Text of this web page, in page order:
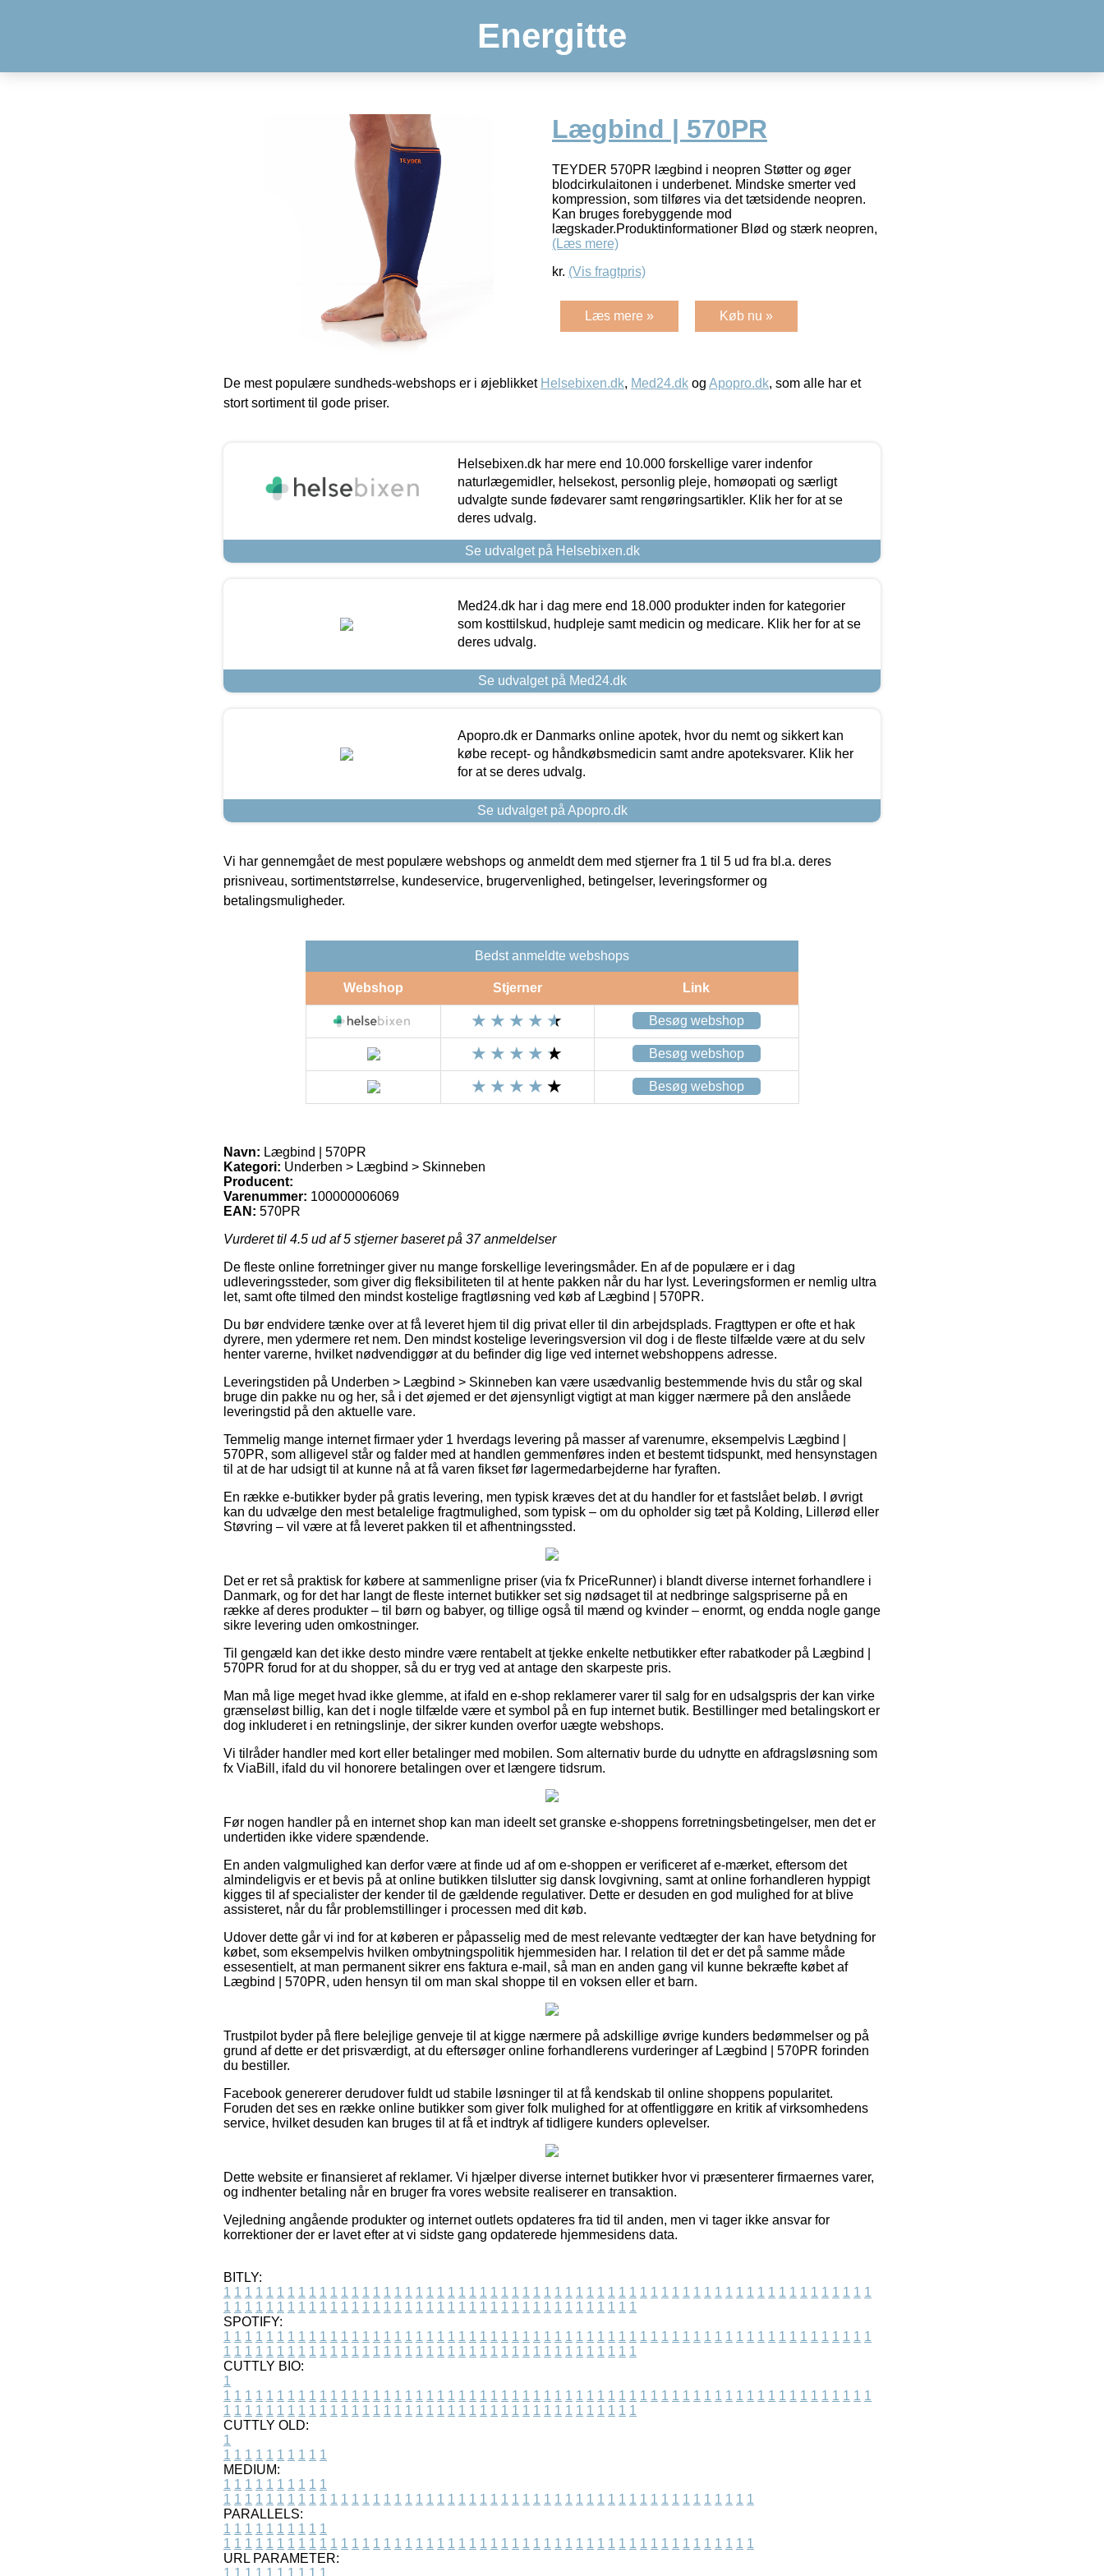
Energitte
Lægbind | 570PR
TEYDER 570PR lægbind i neopren Støtter og øger
blodcirkulaitonen i underbenet. Mindske smerter ved
kompression, som tilføres via det tætsidende neopren.
Kan bruges forebyggende mod
lægskader.Produktinformationer Blød og stærk neopren,
(Læs mere)
kr. (Vis fragtpris)
Læs mere » Køb nu »
De mest populære sundheds-webshops er i øjeblikket Helsebixen.dk, Med24.dk og Apopro.dk, som alle har et
stort sortiment til gode priser.
Helsebixen.dk har mere end 10.000 forskellige varer indenfor
naturlægemidler, helsekost, personlig pleje, homøopati og særligt
udvalgte sunde fødevarer samt rengøringsartikler. Klik her for at se
deres udvalg.
Se udvalget på Helsebixen.dk
Med24.dk har i dag mere end 18.000 produkter inden for kategorier
som kosttilskud, hudpleje samt medicin og medicare. Klik her for at se
deres udvalg.
Se udvalget på Med24.dk
Apopro.dk er Danmarks online apotek, hvor du nemt og sikkert kan
købe recept- og håndkøbsmedicin samt andre apoteksvarer. Klik her
for at se deres udvalg.
Se udvalget på Apopro.dk
Vi har gennemgået de mest populære webshops og anmeldt dem med stjerner fra 1 til 5 ud fra bl.a. deres
prisniveau, sortimentstørrelse, kundeservice, brugervenlighed, betingelser, leveringsformer og
betalingsmuligheder.
Bedst anmeldte webshops
Webshop Stjerner Link
Besøg webshop
Besøg webshop
Besøg webshop
Navn: Lægbind | 570PR
Kategori: Underben > Lægbind > Skinneben
Producent:
Varenummer: 100000006069
EAN: 570PR
Vurderet til 4.5 ud af 5 stjerner baseret på 37anmeldelser
De fleste online forretninger giver nu mange forskellige leveringsmåder. En af de populære er i dag
udleveringssteder, som giver dig fleksibiliteten til at hente pakken når du har lyst. Leveringsformen er nemlig ultra
let, samt ofte tilmed den mindst kostelige fragtløsning ved køb af Lægbind | 570PR.
Du bør endvidere tænke over at få leveret hjem til dig privat eller til din arbejdsplads. Fragttypen er ofte et hak
dyrere, men ydermere ret nem. Den mindst kostelige leveringsversion vil dog i de fleste tilfælde være at du selv
henter varerne, hvilket nødvendiggør at du befinder dig lige ved internet webshoppens adresse.
Leveringstiden på Underben > Lægbind > Skinneben kan være usædvanlig bestemmende hvis du står og skal
bruge din pakke nu og her, så i det øjemed er det øjensynligt vigtigt at man kigger nærmere på den anslåede
leveringstid på den aktuelle vare.
Temmelig mange internet firmaer yder 1 hverdags levering på masser af varenumre, eksempelvis Lægbind |
570PR, som alligevel står og falder med at handlen gemmenføres inden et bestemt tidspunkt, med hensynstagen
til at de har udsigt til at kunne nå at få varen fikset før lagermedarbejderne har fyraften.
En række e-butikker byder på gratis levering, men typisk kræves det at du handler for et fastslået beløb. I øvrigt
kan du udvælge den mest betalelige fragtmulighed, som typisk – om du opholder sig tæt på Kolding, Lillerød eller
Støvring – vil være at få leveret pakken til et afhentningssted.
Det er ret så praktisk for købere at sammenligne priser (via fx PriceRunner) i blandt diverse internet forhandlere i
Danmark, og for det har langt de fleste internet butikker set sig nødsaget til at nedbringe salgspriserne på en
række af deres produkter – til børn og babyer, og tillige også til mænd og kvinder – enormt, og endda nogle gange
sikre levering uden omkostninger.
Til gengæld kan det ikke desto mindre være rentabelt at tjekke enkelte netbutikker efter rabatkoder på Lægbind |
570PR forud for at du shopper, så du er tryg ved at antage den skarpeste pris.
Man må lige meget hvad ikke glemme, at ifald en e-shop reklamerer varer til salg for en udsalgspris der kan virke
grænseløst billig, kan det i nogle tilfælde være et symbol på en fup internet butik. Bestillinger med betalingskort er
dog inkluderet i en retningslinje, der sikrer kunden overfor uægte webshops.
Vi tilråder handler med kort eller betalinger med mobilen. Som alternativ burde du udnytte en afdragsløsning som
fx ViaBill, ifald du vil honorere betalingen over et længere tidsrum.
Før nogen handler på en internet shop kan man ideelt set granske e-shoppens forretningsbetingelser, men det er
undertiden ikke videre spændende.
En anden valgmulighed kan derfor være at finde ud af om e-shoppen er verificeret af e-mærket, eftersom det
almindeligvis er et bevis på at online butikken tilslutter sig dansk lovgivning, samt at online forhandleren hyppigt
kigges til af specialister der kender til de gældende regulativer. Dette er desuden en god mulighed for at blive
assisteret, når du får problemstillinger i processen med dit køb.
Udover dette går vi ind for at køberen er påpasselig med de mest relevante vedtægter der kan have betydning for
købet, som eksempelvis hvilken ombytningspolitik hjemmesiden har. I relation til det er det på samme måde
essesentielt, at man permanent sikrer ens faktura e-mail, så man en anden gang vil kunne bekræfte købet af
Lægbind | 570PR, uden hensyn til om man skal shoppe til en voksen eller et barn.
Trustpilot byder på flere belejlige genveje til at kigge nærmere på adskillige øvrige kunders bedømmelser og på
grund af dette er det prisværdigt, at du eftersøger online forhandlerens vurderinger af Lægbind | 570PR forinden
du bestiller.
Facebook genererer derudover fuldt ud stabile løsninger til at få kendskab til online shoppens popularitet.
Foruden det ses en række online butikker som giver folk mulighed for at offentliggøre en kritik af virksomhedens
service, hvilket desuden kan bruges til at få et indtryk af tidligere kunders oplevelser.
Dette website er finansieret af reklamer. Vi hjælper diverse internet butikker hvor vi præsenterer firmaernes varer,
og indhenter betaling når en bruger fra vores website realiserer en transaktion.
Vejledning angående produkter og internet outlets opdateres fra tid til anden, men vi tager ikke ansvar for
korrektioner der er lavet efter at vi sidste gang opdaterede hjemmesidens data.
BITLY:
1 1 1 1 1 1 1 1 1 1 1 1 1 1 1 1 1 1 1 1 1 1 1 1 1 1 1 1 1 1 1 1 1 1 1 1 1 1 1 1 1 1 1 1 1 1 1 1 1 1 1 1 1 1 1 1 1 1 1 1 1
1 1 1 1 1 1 1 1 1 1 1 1 1 1 1 1 1 1 1 1 1 1 1 1 1 1 1 1 1 1 1 1 1 1 1 1 1 1 1
SPOTIFY:
1 1 1 1 1 1 1 1 1 1 1 1 1 1 1 1 1 1 1 1 1 1 1 1 1 1 1 1 1 1 1 1 1 1 1 1 1 1 1 1 1 1 1 1 1 1 1 1 1 1 1 1 1 1 1 1 1 1 1 1 1
1 1 1 1 1 1 1 1 1 1 1 1 1 1 1 1 1 1 1 1 1 1 1 1 1 1 1 1 1 1 1 1 1 1 1 1 1 1 1
CUTTLY BIO:
1
1 1 1 1 1 1 1 1 1 1 1 1 1 1 1 1 1 1 1 1 1 1 1 1 1 1 1 1 1 1 1 1 1 1 1 1 1 1 1 1 1 1 1 1 1 1 1 1 1 1 1 1 1 1 1 1 1 1 1 1 1
1 1 1 1 1 1 1 1 1 1 1 1 1 1 1 1 1 1 1 1 1 1 1 1 1 1 1 1 1 1 1 1 1 1 1 1 1 1 1
CUTTLY OLD:
1
1 1 1 1 1 1 1 1 1 1
MEDIUM:
1 1 1 1 1 1 1 1 1 1
1 1 1 1 1 1 1 1 1 1 1 1 1 1 1 1 1 1 1 1 1 1 1 1 1 1 1 1 1 1 1 1 1 1 1 1 1 1 1 1 1 1 1 1 1 1 1 1 1 1
PARALLELS:
1 1 1 1 1 1 1 1 1 1
1 1 1 1 1 1 1 1 1 1 1 1 1 1 1 1 1 1 1 1 1 1 1 1 1 1 1 1 1 1 1 1 1 1 1 1 1 1 1 1 1 1 1 1 1 1 1 1 1 1
URL PARAMETER: